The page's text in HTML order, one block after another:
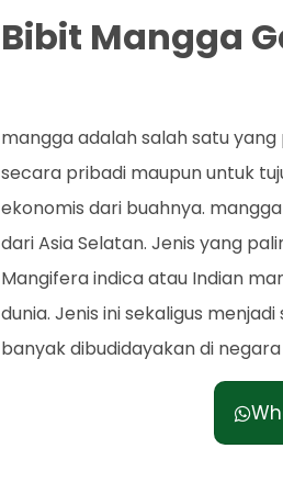
Bibit Mangga
mangga adalah salah satu
secara pribadi maupun untuk
ekonomis dari buahnya.
dari Asia Selatan. Jenis yang
Mangifera indica atau Indian
dunia. Jenis ini sekaligus
banyak dibudidayakan di